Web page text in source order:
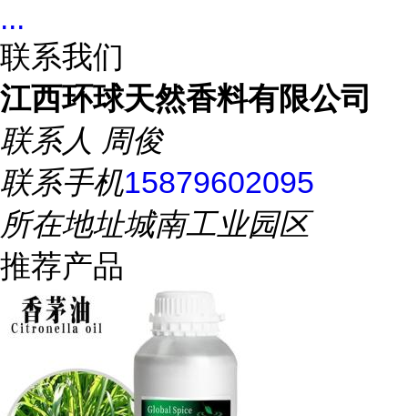
...
联系我们
江西环球天然香料有限公司
联系人 周俊
联系手机15879602095
所在地址城南工业园区
推荐产品